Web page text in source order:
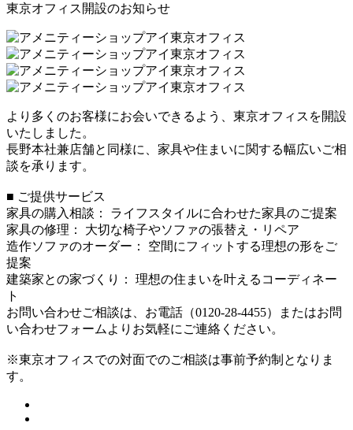
東京オフィス開設のお知らせ
より多くのお客様にお会いできるよう、東京オフィスを開設
いたしました。
長野本社兼店舗と同様に、家具や住まいに関する幅広いご相
談を承ります。
■ ご提供サービス
家具の購入相談： ライフスタイルに合わせた家具のご提案
家具の修理： 大切な椅子やソファの張替え・リペア
造作ソファのオーダー： 空間にフィットする理想の形をご
提案
建築家との家づくり： 理想の住まいを叶えるコーディネー
ト
お問い合わせご相談は、お電話（0120-28-4455）またはお問
い合わせフォームよりお気軽にご連絡ください。
※東京オフィスでの対面でのご相談は事前予約制となりま
す。